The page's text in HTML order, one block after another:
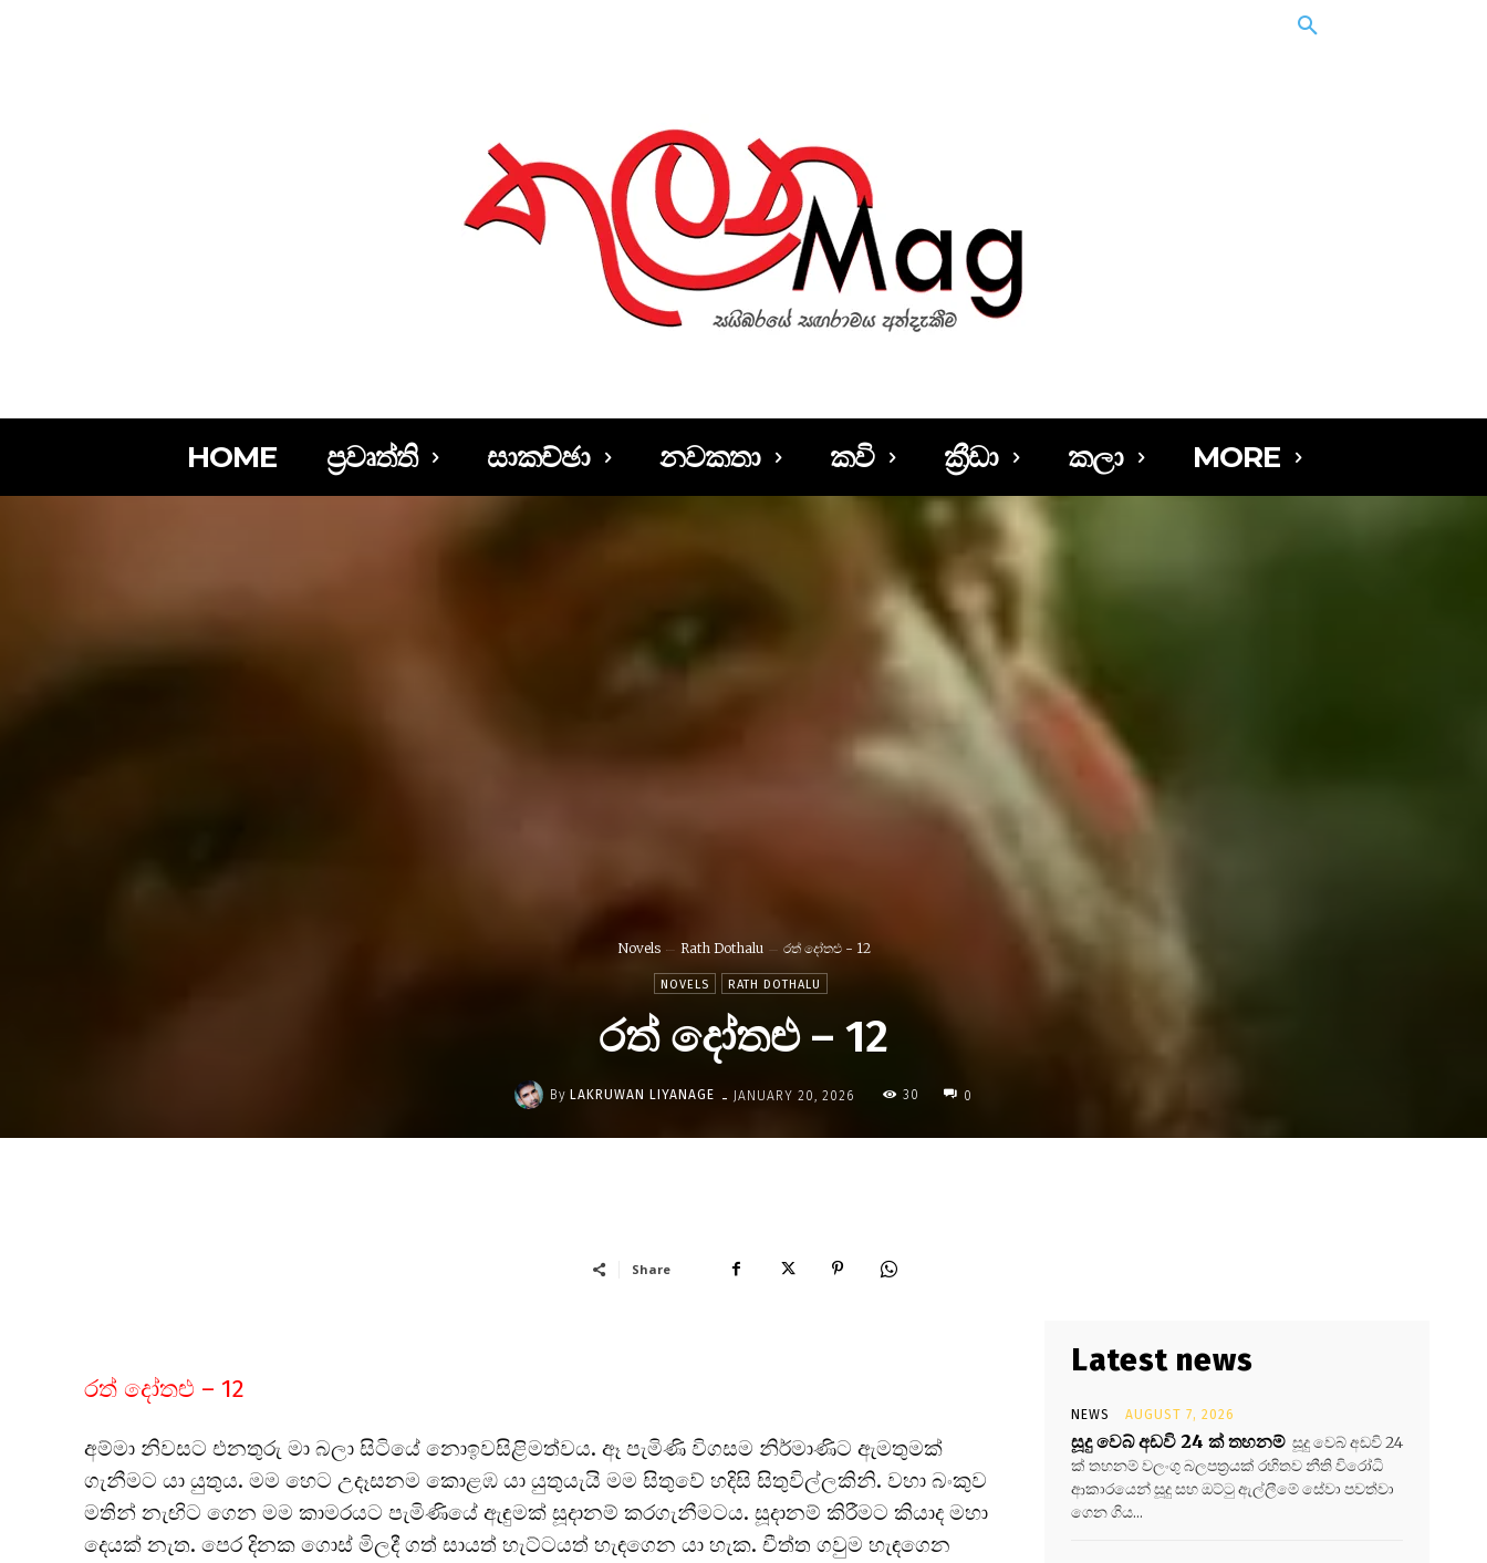
HOME ප්‍රවෘත්ති සාකච්ඡා නවකතා කවි ක්‍රීඩා කලා MORE
Novels Rath Dothalu රත් දෝතළු - 12
NOVELS RATH DOTHALU
රත් දෝතළු – 12
By LAKRUWAN LIYANAGE - JANUARY 20, 2026 30 0
Share
රත් දෝතළු – 12
අම්මා නිවසට එනතුරු මා බලා සිටියේ නොඉවසිළිමත්වය. ඈ පැමිණි විගසම නිර්මාණිට ඇමතුමක්
ගැනීමට යා යුතුය. මම හෙට උදෑසනම කොළඹ යා යුතුයැයි මම සිතුවේ හදිසි සිතුවිල්ලකිනි. වහා බංකුව
මතින් නැඟිට ගෙන මම කාමරයට පැමිණියේ ඇඳුමක් සූදානම් කරගැනීමටය. සූදානම් කිරීමට කියාද මහා
දෙයක් නැත. පෙර දිනක ගොස් මිලදී ගත් සායත් හැට්ටයත් හැඳගෙන යා හැක. චීත්ත ගවුම හැඳගෙන
Latest news
NEWS AUGUST 7, 2026
සූදු වෙබ් අඩවි 24 ක් තහනම් සූදු වෙබ් අඩවි 24
ක් තහනම් වලංගු බලපත්‍රයක් රහිතව නීති විරෝධි
ආකාරයෙන් සූදු සහ ඔට්ටු ඇල්ලීමේ සේවා පවත්වා
ගෙන ගිය...